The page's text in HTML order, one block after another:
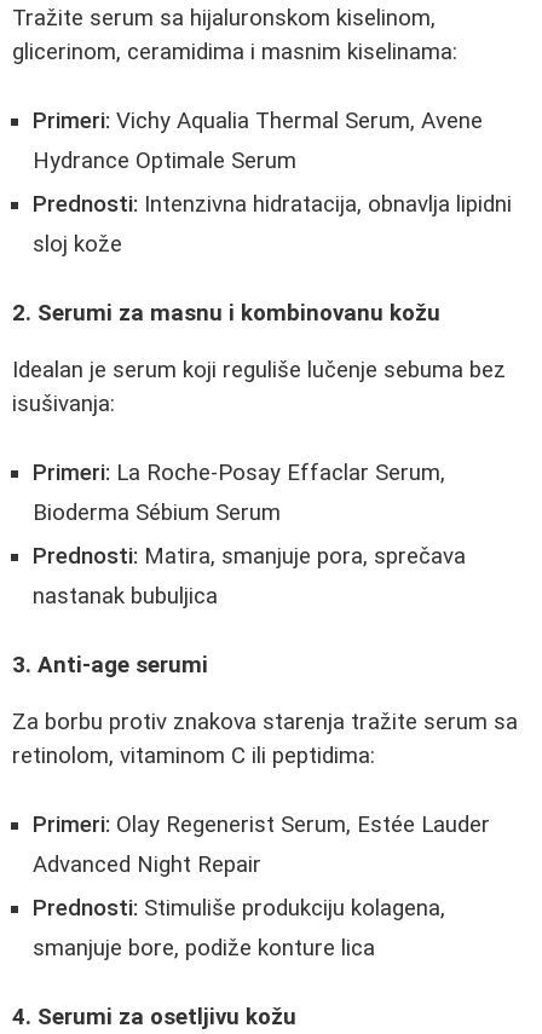
Tražite serum sa hijaluronskom kiselinom,
glicerinom, ceramidima i masnim kiselinama:
Primeri: Vichy Aqualia Thermal Serum, Avene
Hydrance Optimale Serum
Prednosti: Intenzivna hidratacija, obnavlja lipidni
sloj kože
2. Serumi za masnu i kombinovanu kožu
Idealan je serum koji reguliše lučenje sebuma bez
isušivanja:
Primeri: La Roche-Posay Effaclar Serum,
Bioderma Sébium Serum
Prednosti: Matira, smanjuje pora, sprečava
nastanak bubuljica
3. Anti-age serumi
Za borbu protiv znakova starenja tražite serum sa
retinolom, vitaminom C ili peptidima:
Primeri: Olay Regenerist Serum, Estée Lauder
Advanced Night Repair
Prednosti: Stimuliše produkciju kolagena,
smanjuje bore, podiže konture lica
4. Serumi za osetljivu kožu